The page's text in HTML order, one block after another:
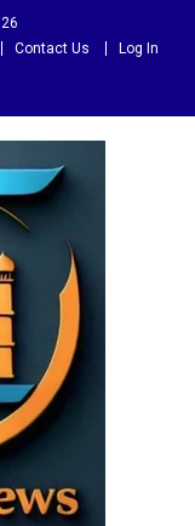
Contact Us Log In